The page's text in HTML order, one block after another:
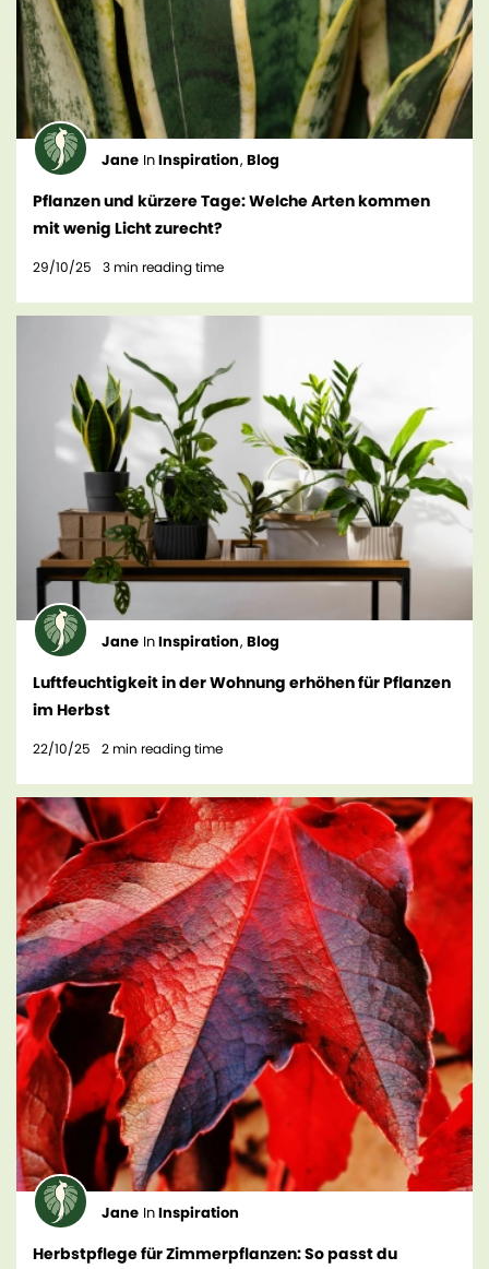
Jane InInspiration, Blog
Pflanzen und kürzere Tage: Welche Arten kommen
mit wenig Licht zurecht?
29/10/25 3 min reading time
Jane InInspiration, Blog
Luftfeuchtigkeit in der Wohnung erhöhen für Pflanzen
im Herbst
22/10/25 2 min reading time
Jane InInspiration
Herbstpflege für Zimmerpflanzen: So passt du